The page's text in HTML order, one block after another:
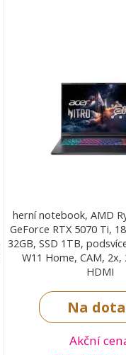
herní notebook, AMD
GeForce RTX 5070 Ti,
32GB, SSD 1TB,
W11 Home, CAM, 2x,
HDMI
Na
Akční